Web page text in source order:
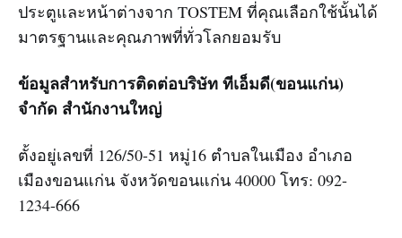
ประตูและหน้าต่างจาก TOSTEM ที่คุณเลือกใช้นั้นได้
มาตรฐานและคุณภาพที่ทั่วโลกยอมรับ
ข้อมูลสำหรับการติดต่อบริษัท ทีเอ็มดี(ขอนแก่น)
จำกัด สำนักงานใหญ่
ตั้งอยู่เลขที่ 126/50-51 หมู่16 ตำบลในเมือง อำเภอ
เมืองขอนแก่น จังหวัดขอนแก่น 40000 โทร: 092-
1234-666